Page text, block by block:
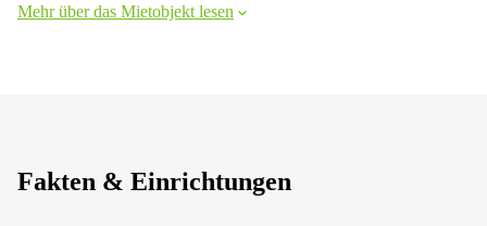
Mehr über das Mietobjekt lesen
Fakten & Einrichtungen